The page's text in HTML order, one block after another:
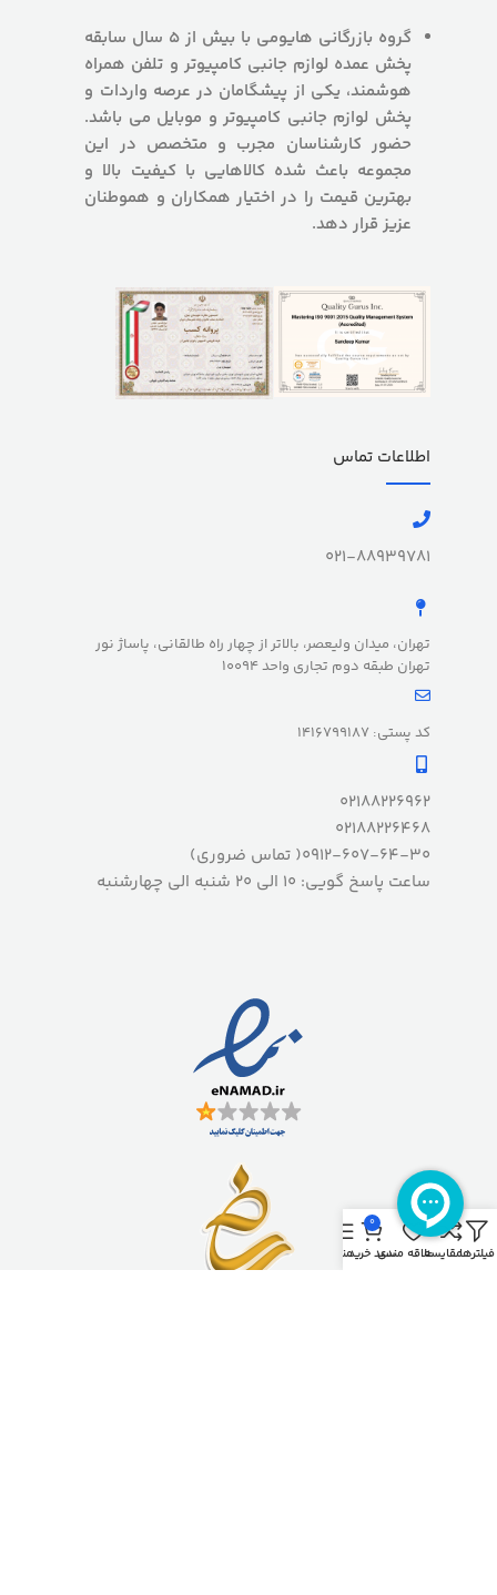
گروه بازرگانی هایومی با بیش از 5 سال سابقه
پخش عمده لوازم جانبی کامپیوتر و تلفن همراه
هوشمند، یکی از پیشگامان در عرصه واردات و
پخش لوازم جانبی کامپیوتر و موبایل می باشد.
حضور کارشناسان مجرب و متخصص در این
مجموعه باعث شده کالاهایی با کیفیت بالا و
بهترین قیمت را در اختیار همکاران و هموطنان
عزیز قرار دهد.
اطلاعات تماس
021-88939781
تهران، میدان ولیعصر، بالاتر از چهار راه طالقانی، پاساژ نور
تهران طبقه دوم تجاری واحد 10094
کد پستی: 1416799187
02188226962
02188226468
0912-607-64-30( تماس ضروری)
ساعت پاسخ گویی: 10 الی 20 شنبه الی چهارشنبه
فیلترهامقایسهعلاقه مندی
0
سبد خریدمنو